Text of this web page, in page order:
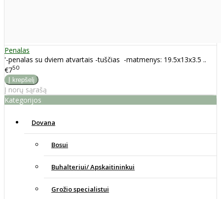
Penalas
'-penalas su dviem atvartais -tuščias -matmenys: 19.5x13x3.5 ..
€750
Į norų sąrašą
Kategorijos
Dovana
Bosui
Buhalteriui/ Apskaitininkui
Grožio specialistui